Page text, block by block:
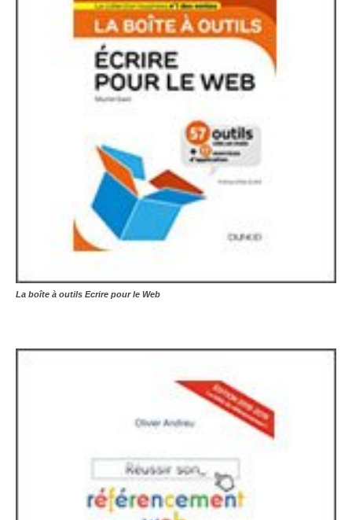
La boîte à outils Ecrire pour le Web